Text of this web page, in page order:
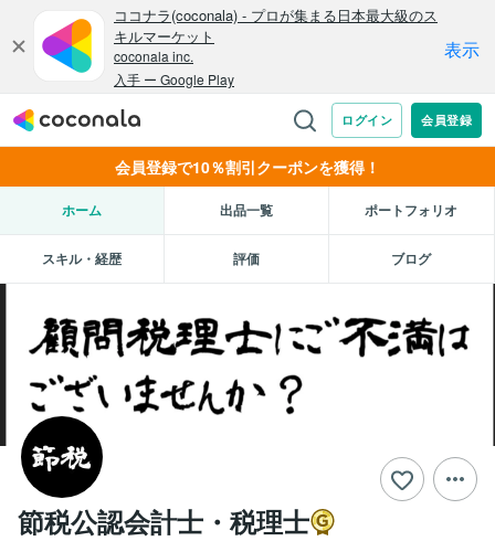
会員登録で10％割引クーポンを獲得！
ホーム 出品一覧 ポートフォリオ
スキル・経歴 評価 ブログ
節税公認会計士・税理士